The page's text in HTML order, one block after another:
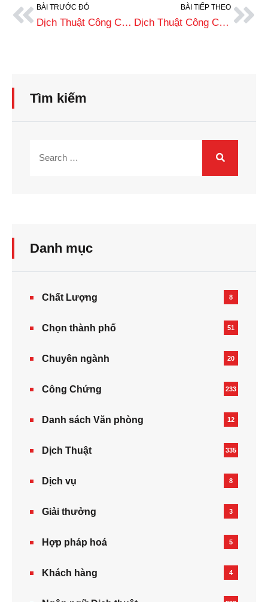
BÀI TRƯỚC ĐÓ
Dịch Thuật Công Chứng Sổ Hộ Khẩu Uy Tín | Bảng Giá 2026
BÀI TIẾP THEO
Dịch Thuật Công Chứng Giấy Xác Nhận Thông Tin Cư Trú Chuẩn Xác
Tìm kiếm
Danh mục
Chất Lượng 8
Chọn thành phố 51
Chuyên ngành 20
Công Chứng 233
Danh sách Văn phòng 12
Dịch Thuật 335
Dịch vụ 8
Giải thưởng 3
Hợp pháp hoá 5
Khách hàng 4